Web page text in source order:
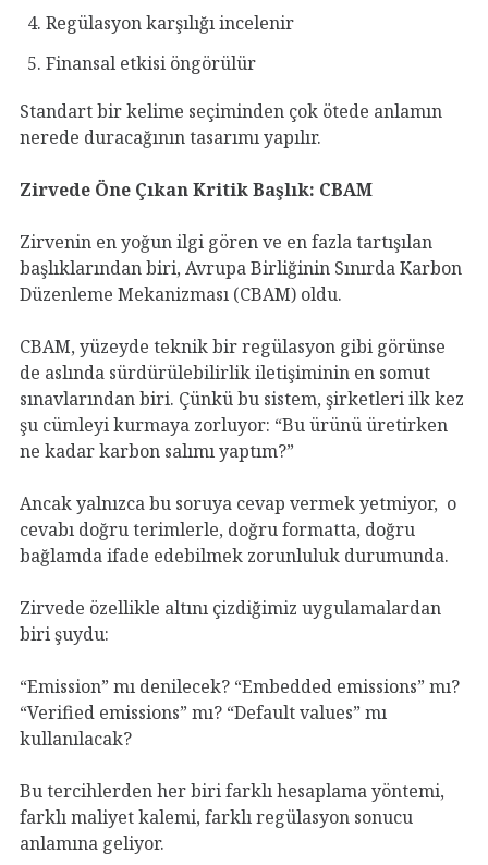
Regülasyon karşılığı incelenir
Finansal etkisi öngörülür
Standart bir kelime seçiminden çok ötede anlamın
nerede duracağının tasarımı yapılır.
Zirvede Öne Çıkan Kritik Başlık: CBAM
Zirvenin en yoğun ilgi gören ve en fazla tartışılan
başlıklarından biri, Avrupa Birliğinin Sınırda Karbon
Düzenleme Mekanizması (CBAM) oldu.
CBAM, yüzeyde teknik bir regülasyon gibi görünse
de aslında sürdürülebilirlik iletişiminin en somut
sınavlarından biri. Çünkü bu sistem, şirketleri ilk kez
şu cümleyi kurmaya zorluyor: “Bu ürünü üretirken
ne kadar karbon salımı yaptım?”
Ancak yalnızca bu soruya cevap vermek yetmiyor, o
cevabı doğru terimlerle, doğru formatta, doğru
bağlamda ifade edebilmek zorunluluk durumunda.
Zirvede özellikle altını çizdiğimiz uygulamalardan
biri şuydu:
“Emission” mı denilecek? “Embedded emissions” mı?
“Verified emissions” mı? “Default values” mı
kullanılacak?
Bu tercihlerden her biri farklı hesaplama yöntemi,
farklı maliyet kalemi, farklı regülasyon sonucu
anlamına geliyor.